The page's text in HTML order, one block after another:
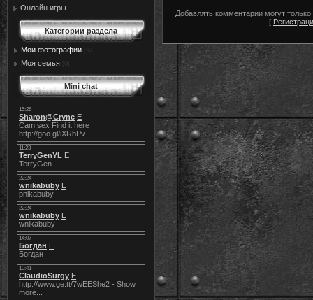
Онлайн игры
Категории раздела
Мои фотографии
Моя семья
Mini chat
Добавлять комментарии могут
[